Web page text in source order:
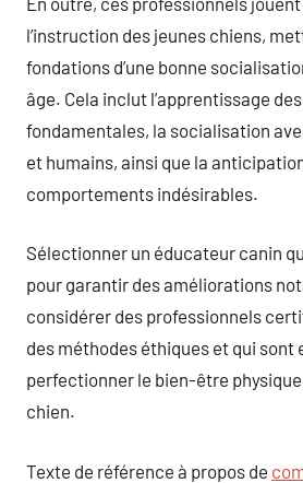
l’instruction des jeunes chiens,
fondations d’une bonne
âge. Cela inclut l’apprentissage
fondamentales, la socialisation
et humains, ainsi que la
comportements indésirables.
Sélectionner un éducateur canin
pour garantir des améliorations
considérer des professionnels
des méthodes éthiques et qui sont
perfectionner le bien-être
chien.
Texte de référence à propos de